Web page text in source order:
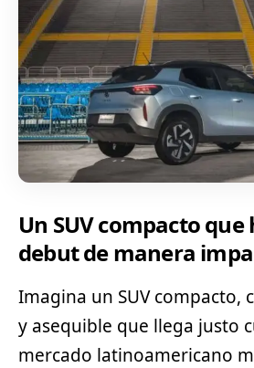
Un SUV compacto que
debut de manera
Imagina un SUV compacto,
y asequible que llega justo
mercado latinoamericano